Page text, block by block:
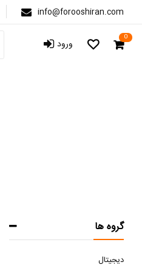
info@forooshiran.com
ورود 0
گروه ها
دیجیتال